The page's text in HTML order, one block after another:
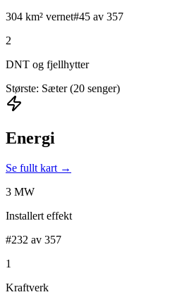
304 km² vernet#45 av 357
2
DNT og fjellhytter
Største: Sæter (20 senger)
Energi
Se fullt kart →
3 MW
Installert effekt
#232 av 357
1
Kraftverk